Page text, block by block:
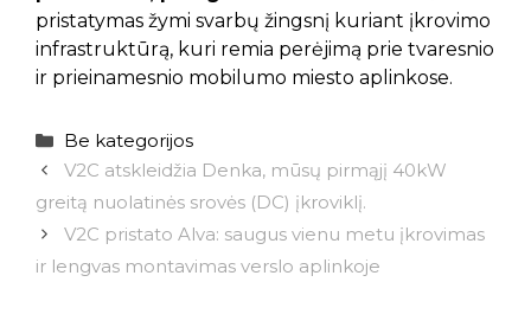
pristatymas žymi svarbų žingsnį kuriant įkrovimo
infrastruktūrą, kuri remia perėjimą prie tvaresnio
ir prieinamesnio mobilumo miesto aplinkose.
Kategorijos
Be kategorijos
V2C atskleidžia Denka, mūsų pirmąjį 40kW
greitą nuolatinės srovės (DC) įkroviklį.
V2C pristato Alva: saugus vienu metu įkrovimas
ir lengvas montavimas verslo aplinkoje